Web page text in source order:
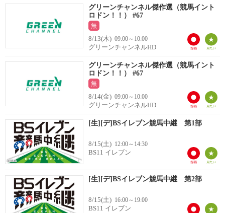
グリーンチャンネル傑作選（競馬イント
ロドン！！） #67
無
8/13(木) 09:00～10:00
グリーンチャンネルHD
グリーンチャンネル傑作選（競馬イント
ロドン！！） #67
無
8/14(金) 09:00～10:00
グリーンチャンネルHD
[生][デ]BSイレブン競馬中継 第1部
8/15(土) 12:00～14:30
BS11 イレブン
[生][デ]BSイレブン競馬中継 第2部
8/15(土) 16:00～19:00
BS11 イレブン